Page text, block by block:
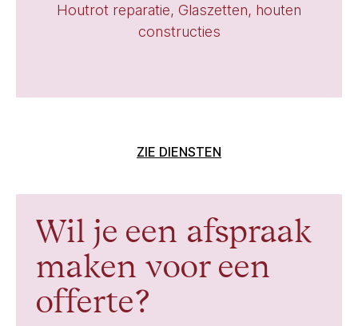
Houtrot reparatie, Glaszetten, houten
constructies
ZIE DIENSTEN
Wil je een afspraak
maken voor een
offerte?